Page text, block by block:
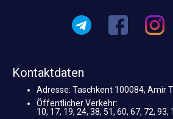
Kontaktdaten
Adresse: Taschkent 100084, Amir
Öffentlicher Verkehr:
10, 17, 19, 24, 38, 51, 60, 67, 72, 93,